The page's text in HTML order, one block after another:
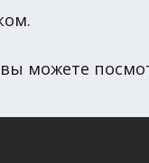
можете